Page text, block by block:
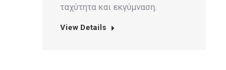
ταχύτητα και εκγύμναση.
View Details